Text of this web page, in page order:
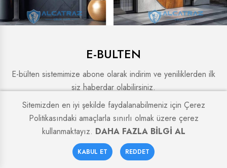
E-BULTEN
E-bülten sistemimize abone olarak indirim ve yeniliklerden ilk
siz haberdar olabilirsiniz.
ABONE OL
SAYFALAR
Hakkımızda
0
Sepetim Favoriler
Sitemizden en iyi şekilde faydalanabilmeniz için Çerez
Politikasındaki amaçlarla sınırlı olmak üzere çerez
kullanmaktayız. DAHA FAZLA BİLGİ AL
KABUL ET REDDET